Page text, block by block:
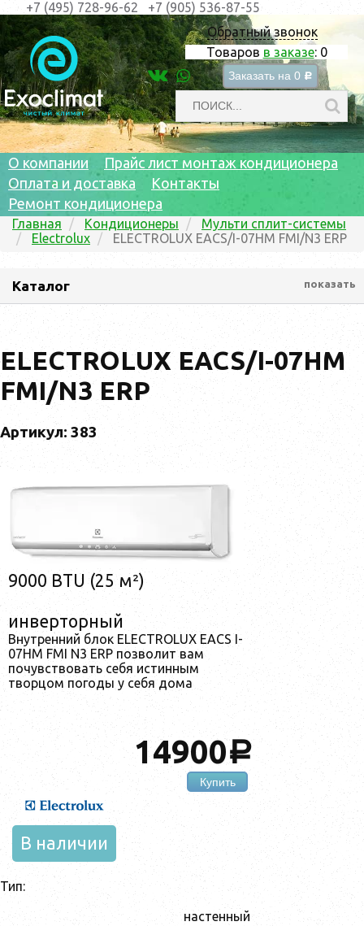
Обратный звонок
Товаров в заказе: 0
Заказать на 0 c
+7 (495) 728-96-62 +7 (905) 536-87-55
О компании
Прайс лист монтаж кондиционера
Оплата и доставка
Контакты
Ремонт кондиционера
Главная Кондиционеры
Мульти сплит-системы
Electrolux
ELECTROLUX EACS/I-07HM FMI/N3 ERP
Каталог показать
ELECTROLUX EACS/I-07HM
FMI/N3 ERP
Артикул: 383
9000 BTU (25 м²)
инверторный
Внутренний блок ELECTROLUX EACS I-
07HM FMI N3 ERP позволит вам
почувствовать себя истинным
творцом погоды у себя дома
14900a
Купить
В наличии
Тип:
настенный